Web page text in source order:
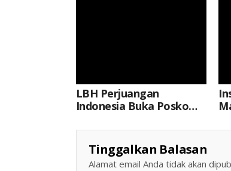
LBH Perjuangan
Indonesia Buka Posko
Pemblokiran Akun Dan
Penahanan Dana
Exchange Kripto
Tinggalkan Balasan
Alamat email Anda tidak akan